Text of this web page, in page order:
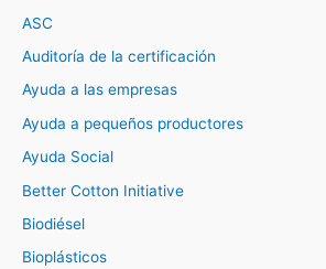
ASC
Auditoría de la certificación
Ayuda a las empresas
Ayuda a pequeños productores
Ayuda Social
Better Cotton Initiative
Biodiésel
Bioplásticos